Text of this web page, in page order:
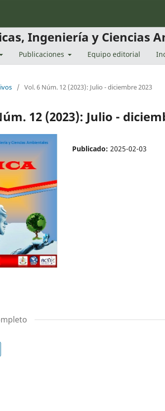
Ingeniería y Ciencias
Publicaciones Equipo editorial
/ Vol. 6 Núm. 12 (2023): Julio - diciembre 2023
12 (2023): Julio -
Publicado: 2025-02-03